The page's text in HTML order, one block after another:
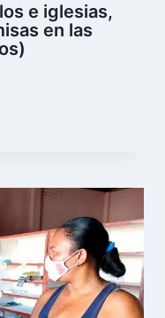
e iglesias,
en las